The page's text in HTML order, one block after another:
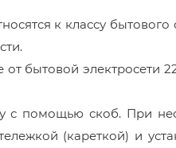
к классу
бытовой электросети
с помощью скоб. При
(кареткой) и